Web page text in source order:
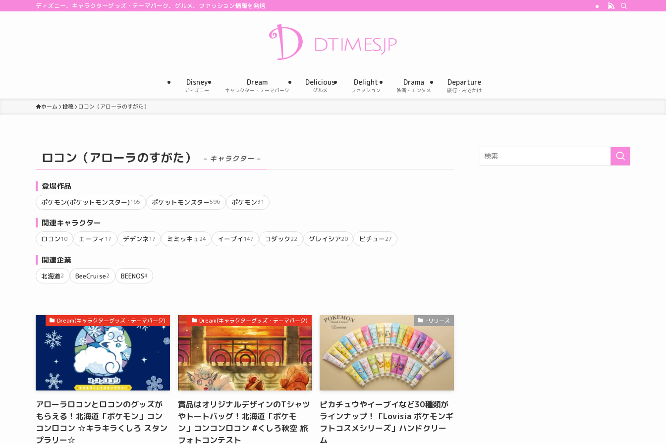
ディズニー、キャラクターグッズ・テーマパーク、グルメ、ファッション情報を発信
Disney
ディズニー
Dream
キャラクター・テーマパーク
Delicious
グルメ
Delight
ファッション
Drama
映画・エンタメ
Departure
旅行・おでかけ
ホーム 投稿 ロコン（アローラのすがた）
ロコン（アローラのすがた） – キャラクター –
登場作品
ポケモン(ポケットモンスター)165 ポケットモンスター596 ポケモン31
関連キャラクター
ロコン10 エーフィ17 デデンネ17 ミミッキュ24 イーブイ147 コダック22 グレイシア20 ピチュー27
関連企業
北海道2 BeeCruise2 BEENOS4
Dream(キャラクターグッズ・テーマパーク)
アローラロコンとロコンのグッズが
もらえる！北海道「ポケモン」コン
コンロコン ☆キラキラくしろ スタン
プラリー☆
Dream(キャラクターグッズ・テーマパーク)
賞品はオリジナルデザインのTシャツ
やトートバッグ！北海道「ポケモ
ン」コンコンロコン #くしろ秋空 旅
フォトコンテスト
-リリース
ピカチュウやイーブイなど30種類が
ラインナップ！「Lovisia ポケモンギ
フトコスメシリーズ」ハンドクリー
ム